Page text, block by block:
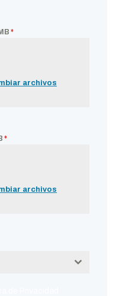
*
archivos
*
archivos